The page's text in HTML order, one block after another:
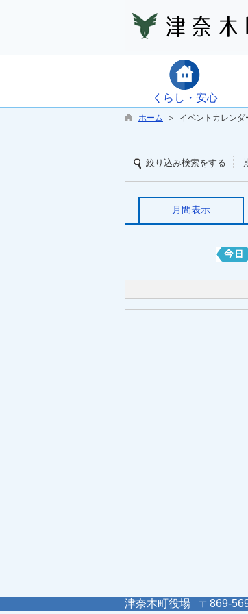
くらし・安心
ホーム ＞ イベントカレンダ
絞り込み検索をする
月間表示
津奈木町役場 〒869-